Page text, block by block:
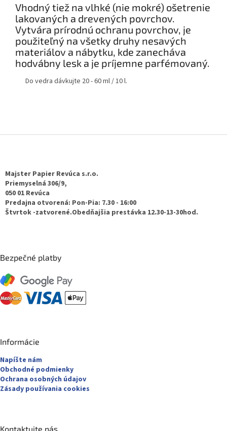
Vhodný tiež na vlhké (nie mokré) ošetrenie
lakovaných a drevených povrchov.
Vytvára prírodnú ochranu povrchov, je
použiteľný na všetky druhy nesavých
materiálov a nábytku, kde zanecháva
hodvábny lesk a je príjemne parfémovaný.
Do vedra dávkujte 20 - 60 ml / 10 l.
Majster Papier Revúca s.r.o.
Priemyselná 306/9,
050 01 Revúca
Predajna otvorená: Pon-Pia: 7.30 - 16:00
Štvrtok -zatvorené.Obedňajšia prestávka 12.30-13-30hod.
Bezpečné platby
Informácie
Napíšte nám
Obchodné podmienky
Ochrana osobných údajov
Zásady používania cookies
Kontaktujte nás